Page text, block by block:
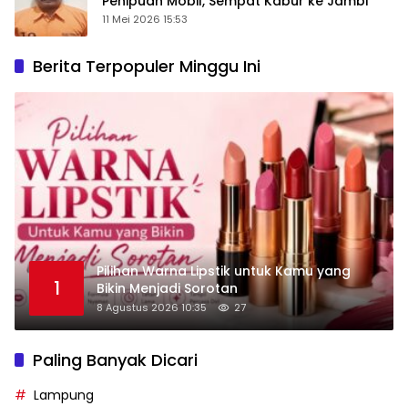
11 Mei 2026 15:53
Berita Terpopuler Minggu Ini
1
Pilihan Warna Lipstik untuk Kamu yang
Bikin Menjadi Sorotan
8 Agustus 2026 10:35 27
Paling Banyak Dicari
Lampung